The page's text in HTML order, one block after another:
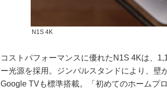
N1S 4K
コストパフォーマンスに優れたN1S 4Kは、
ー光源を採用。ジンバルスタンドにより、壁
Google TVも標準搭載。「初めてのホームプ